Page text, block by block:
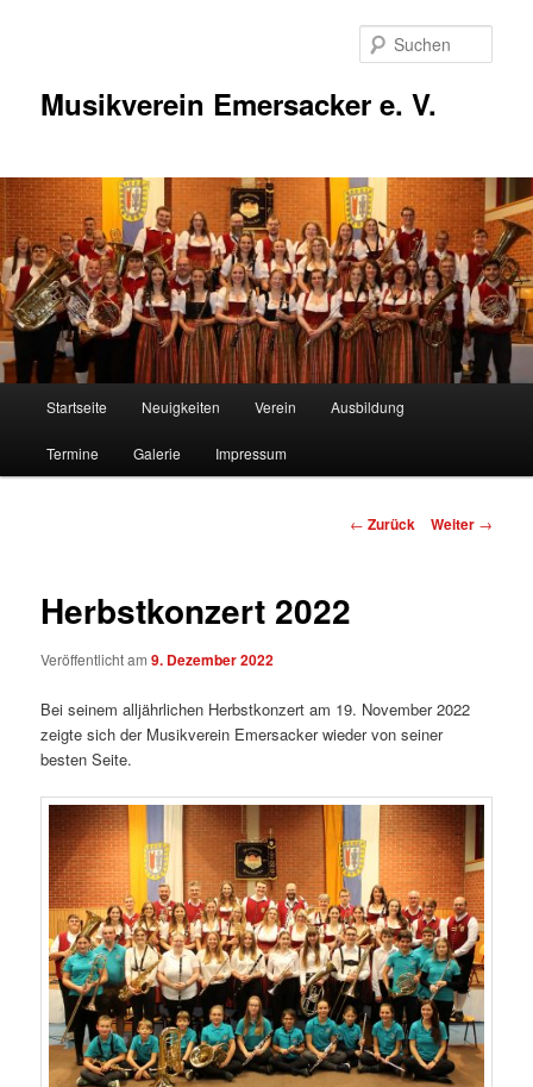
Musikverein Emersacker e. V.
Startseite Neuigkeiten Verein Ausbildung
Termine Galerie Impressum
Beitragsnavigation
← Zurück Weiter →
Herbstkonzert 2022
Veröffentlicht am9. Dezember 2022
Bei seinem alljährlichen Herbstkonzert am 19. November 2022
zeigte sich der Musikverein Emersacker wieder von seiner
besten Seite.